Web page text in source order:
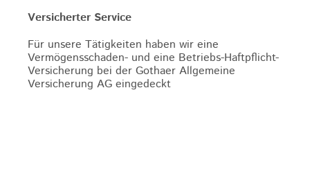
Versicherter Service
Für unsere Tätigkeiten haben wir eine
Vermögensschaden- und eine Betriebs-Haftpflicht-
Versicherung bei der Gothaer Allgemeine
Versicherung AG eingedeckt